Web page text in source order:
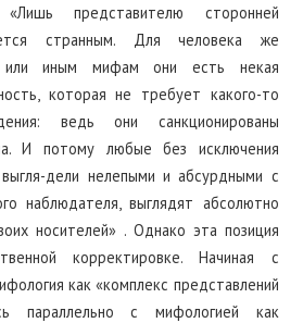
представителю сторонней
странным. Для человека же
или иным мифам они есть некая
которая не требует какого-то
ведь они санкционированы
И потому любые без исключения
дели нелепыми и абсурдными с
наблюдателя, выглядят абсолютно
носителей» . Однако эта позиция
корректировке. Начиная с
как «комплекс представлений
параллельно с мифологией как